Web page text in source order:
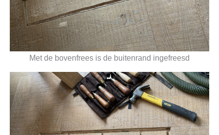
Met de bovenfrees is de buitenrand ingefreesd